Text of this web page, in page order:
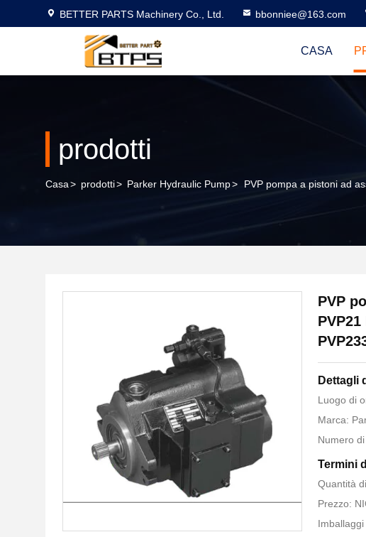
BETTER PARTS Machinery Co., Ltd. bbonniee@163.com
CASA
prodotti
Casa> prodotti> Parker Hydraulic Pump> PVP pompa a pistoni ad
PVP
PVP21
Dettagli
Luogo di
Marca:
Numero
Termini
Quantità
Prezzo: